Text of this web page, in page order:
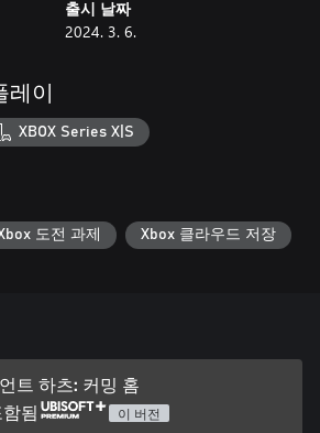
해 보세요.
이 가상의 이야기 속에서 역사적 장소
유틀란트 반도 해상전의 한가운데에
공세를 생생히 체험해 볼 수 있을 뿐만
침내 맞이하는 휴전도 직접 경험해 보
불어 이 격동의 시기에 발생한 핵심 사
를 역사적 사실 및 생생한 자료와 함께
이 아닌, 체험으로 만나보는 역사라고
출시 날짜
2024. 3. 6.
이
XBOX Series X|S
도전 과제 Xbox 클라우드 저장
트 하츠: 커밍 홈
됨 이 버전